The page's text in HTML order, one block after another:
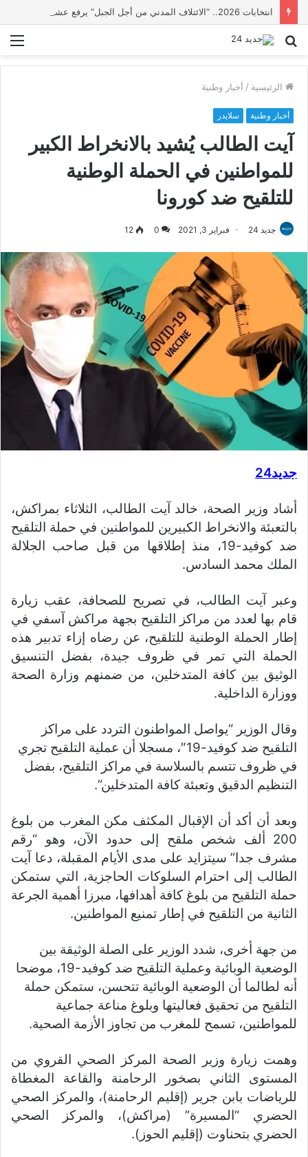
بحث
الرئيسية / أخبار وطنية
أخبار وطنية سلايدر
آيت الطالب يُشيد بالانخراط الكبير
للمواطنين في الحملة الوطنية
للتلقيح ضد كورونا
جديد 24 فبراير 3, 2021 0
12
جديد24
أشاد وزير الصحة، خالد آيت الطالب، الثلاثاء بمراكش،
بالتعبئة والانخراط الكبيرين للمواطنين في حملة التلقيح
ضد كوفيد-19، منذ إطلاقها من قبل صاحب الجلالة
الملك محمد السادس.
وعبر آيت الطالب، في تصريح للصحافة، عقب زيارة
قام بها لعدد من مراكز التلقيح بجهة مراكش آسفي في
إطار الحملة الوطنية للتلقيح، عن رضاه إزاء تدبير هذه
الحملة التي تمر في ظروف جيدة، بفضل التنسيق
الوثيق بين كافة المتدخلين، من ضمنهم وزارة الصحة
ووزارة الداخلية.
وقال الوزير “يواصل المواطنون التردد على مراكز
التلقيح ضد كوفيد-19″، مسجلا أن عملية التلقيح تجري
في ظروف تتسم بالسلاسة في مراكز التلقيح، بفضل
التنظيم الدقيق وتعبئة كافة المتدخلين”.
وبعد أن أكد أن الإقبال المكثف مكن المغرب من بلوغ
200 ألف شخص ملقح إلى حدود الآن، وهو “رقم
مشرف جدا” سيتزايد على مدى الأيام المقبلة، دعا آيت
الطالب إلى احترام السلوكات الحاجزية، التي ستمكن
حملة التلقيح من بلوغ كافة أهدافها، مبرزا أهمية الجرعة
الثانية من التلقيح في إطار تمنيع المواطنين.
من جهة أخرى، شدد الوزير على الصلة الوثيقة بين
الوضعية الوبائية وعملية التلقيح ضد كوفيد-19، موضحا
أنه لطالما أن الوضعية الوبائية تتحسن، ستمكن حملة
التلقيح من تحقيق فعاليتها وبلوغ مناعة جماعية
للمواطنين، تسمح للمغرب من تجاوز الأزمة الصحية.
وهمت زيارة وزير الصحة المركز الصحي القروي من
المستوى الثاني بصخور الرحامنة والقاعة المغطاة
للرياضات بابن جرير (إقليم الرحامنة)، والمركز الصحي
الحضري “المسيرة” (مراكش)، والمركز الصحي
الحضري بتحناوت (إقليم الحوز).